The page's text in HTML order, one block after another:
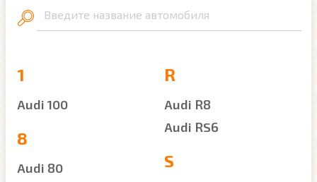
Введите название автомобиля
1
Audi 100
8
Audi 80
R
Audi R8
Audi RS6
S